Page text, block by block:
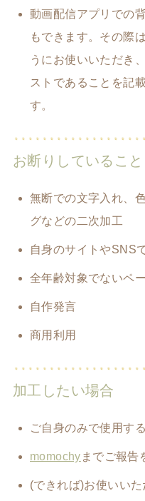
動画配信アプリでの
もできます。その際
うにお使いいただき
ストであることを記
す。
お断りしていること
無断での文字入れ、
グなどの二次加工
自身のサイトやSNS
全年齢対象でないペ
自作発言
商用利用
加工したい場合
ご自身のみで使用す
momochy までご報告
(できれば)お使いい